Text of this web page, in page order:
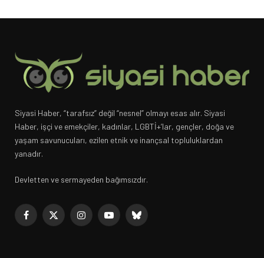
Siyasi Haber, “tarafsız” değil “nesnel” olmayı esas alır. Siyasi
Haber, işçi ve emekçiler, kadınlar, LGBTİ+’lar, gençler, doğa ve
yaşam savunucuları, ezilen etnik ve inançsal topluluklardan
yanadır.
Devletten ve sermayeden bağımsızdır.
Facebook
X
InstagramYouTubeBluesky